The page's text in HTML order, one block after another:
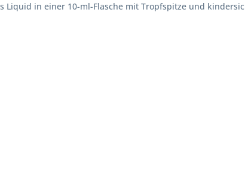
in einer 10-ml-Flasche mit Tropfspitze und